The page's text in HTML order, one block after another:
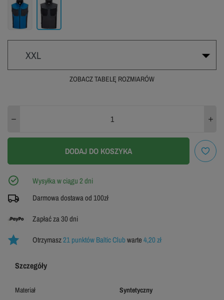
Niebieski Szary
XXL
M
WYPRZEDANE
WYPRZEDANE
ZOBACZ TABELĘ ROZMIARÓW
DODAJ DO KOSZYKA
Wysyłka w ciągu 2 dni
Darmowa dostawa od 100zł
Zapłać za 30 dni
Otrzymasz21 punktów Baltic Clubwarte4,20 zł
Szczegóły
Materiał Syntetyczny